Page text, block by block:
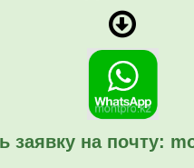
заявку на почту: